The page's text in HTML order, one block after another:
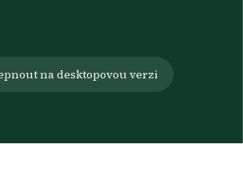
na desktopovou verzi